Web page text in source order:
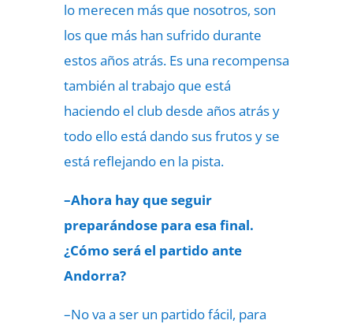
lo merecen más que nosotros, son
los que más han sufrido durante
estos años atrás. Es una recompensa
también al trabajo que está
haciendo el club desde años atrás y
todo ello está dando sus frutos y se
está reflejando en la pista.
–Ahora hay que seguir
preparándose para esa final.
¿Cómo será el partido ante
Andorra?
–No va a ser un partido fácil, para